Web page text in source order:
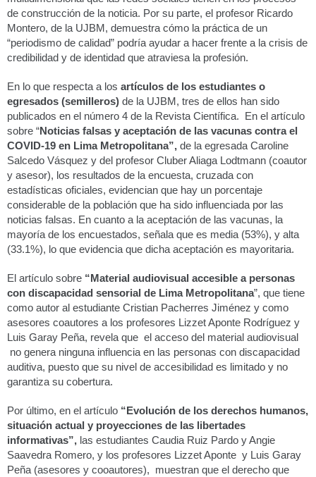
de construcción de la noticia. Por su parte, el profesor Ricardo
Montero, de la UJBM, demuestra cómo la práctica de un
“periodismo de calidad” podría ayudar a hacer frente a la crisis de
credibilidad y de identidad que atraviesa la profesión.
En lo que respecta a los artículos de los estudiantes o
egresados (semilleros) de la UJBM, tres de ellos han sido
publicados en el número 4 de la Revista Científica. En el artículo
sobre “Noticias falsas y aceptación de las vacunas contra el
COVID-19 en Lima Metropolitana”, de la egresada Caroline
Salcedo Vásquez y del profesor Cluber Aliaga Lodtmann (coautor
y asesor), los resultados de la encuesta, cruzada con
estadísticas oficiales, evidencian que hay un porcentaje
considerable de la población que ha sido influenciada por las
noticias falsas. En cuanto a la aceptación de las vacunas, la
mayoría de los encuestados, señala que es media (53%), y alta
(33.1%), lo que evidencia que dicha aceptación es mayoritaria.
El artículo sobre “Material audiovisual accesible a personas
con discapacidad sensorial de Lima Metropolitana”, que tiene
como autor al estudiante Cristian Pacherres Jiménez y como
asesores coautores a los profesores Lizzet Aponte Rodríguez y
Luis Garay Peña, revela que el acceso del material audiovisual
no genera ninguna influencia en las personas con discapacidad
auditiva, puesto que su nivel de accesibilidad es limitado y no
garantiza su cobertura.
Por último, en el artículo “Evolución de los derechos humanos,
situación actual y proyecciones de las libertades
informativas”, las estudiantes Caudia Ruiz Pardo y Angie
Saavedra Romero, y los profesores Lizzet Aponte y Luis Garay
Peña (asesores y cooautores), muestran que el derecho que